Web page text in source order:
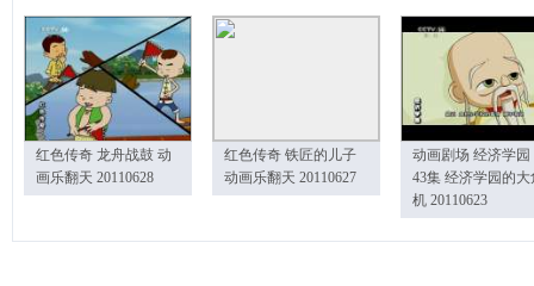
红色传奇 龙舟战鼓 动
画乐翻天 20110628
红色传奇 铁匠的儿子
动画乐翻天 20110627
动画剧场 经济学园
43集 经济学园的大
机 20110623